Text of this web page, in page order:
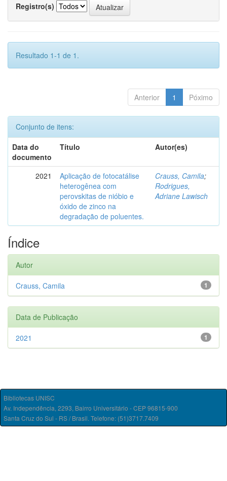
Registro(s)
Resultado 1-1 de 1.
Anterior 1 Póximo
Conjunto de itens:
Data do
documento
Título Autor(es)
2021
Aplicação de fotocatálise
heterogênea com
perovskitas de nióbio e
óxido de zinco na
degradação de poluentes.
Crauss, Camila;
Rodrigues,
Adriane Lawisch
Índice
Autor
1
Crauss, Camila
Data de Publicação
1
2021
Bibliotecas UNISC
Av. Independência, 2293, Bairro Universitário - CEP 96815-900
Santa Cruz do Sul - RS / Brasil. Telefone: (51)3717.7409